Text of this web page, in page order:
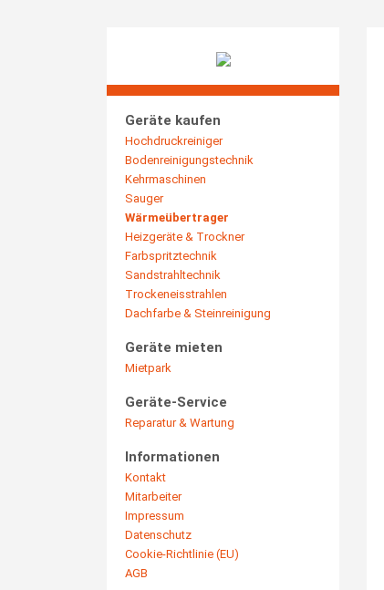
Geräte kaufen
Hochdruckreiniger
Bodenreinigungstechnik
Kehrmaschinen
Sauger
Wärmeübertrager
Heizgeräte & Trockner
Farbspritztechnik
Sandstrahltechnik
Trockeneisstrahlen
Dachfarbe & Steinreinigung
Geräte mieten
Mietpark
Geräte-Service
Reparatur & Wartung
Informationen
Kontakt
Mitarbeiter
Impressum
Datenschutz
Cookie-Richtlinie (EU)
AGB